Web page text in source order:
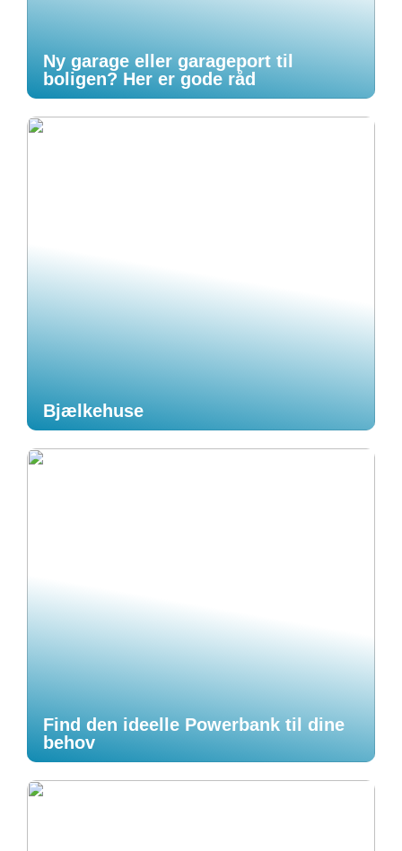
Ny garage eller garageport til
boligen? Her er gode råd
Bjælkehuse
Find den ideelle Powerbank til dine
behov